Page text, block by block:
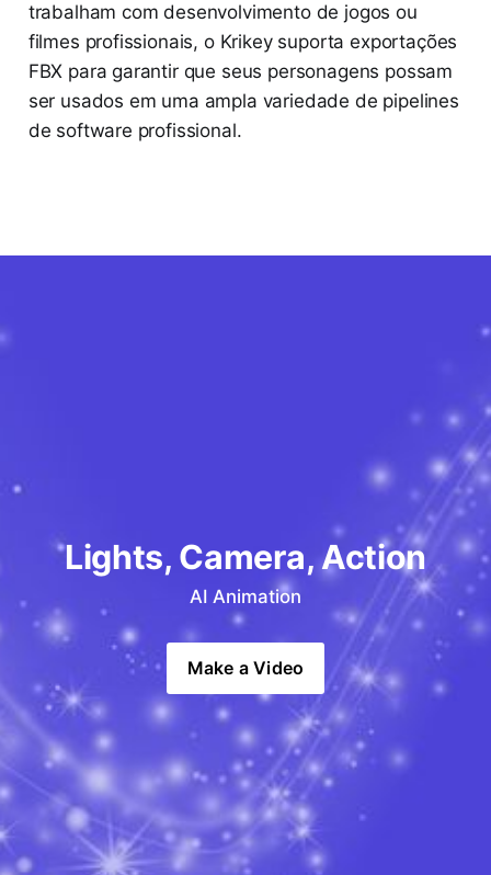
trabalham com desenvolvimento de jogos ou
filmes profissionais, o Krikey suporta exportações
FBX para garantir que seus personagens possam
ser usados em uma ampla variedade de pipelines
de software profissional.
Lights, Camera, Action
AI Animation
Make a Video